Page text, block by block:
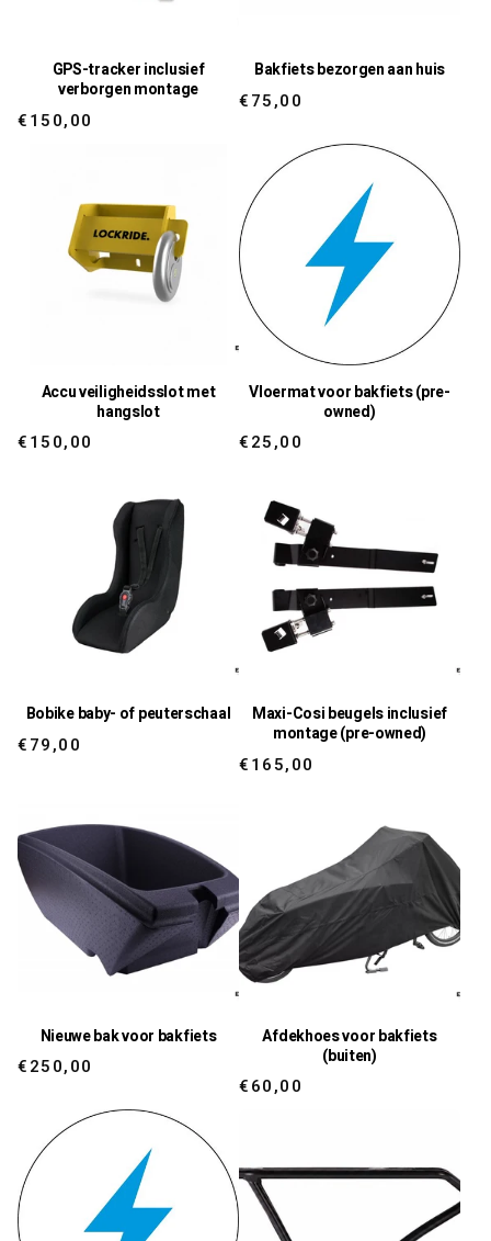
GPS-tracker inclusief
verborgen montage
Regular
€150,00
Bakfiets bezorgen aan huis
Regular
€75,00
Accu veiligheidsslot met
hangslot
Regular
€150,00
Vloermat voor bakfiets (pre-
owned)
Regular
€25,00
Bobike baby- of peuterschaal
Regular
€79,00
Maxi-Cosi beugels inclusief
montage (pre-owned)
Regular
€165,00
Nieuwe bak voor bakfiets
Regular
€250,00
Afdekhoes voor bakfiets
(buiten)
Regular
€60,00